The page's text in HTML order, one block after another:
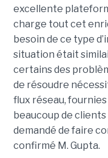
excellente
charge tout cet
besoin de ce type
situation était
certains des
de résoudre
flux réseau,
beaucoup de
demandé de faire
confirmé M. Gupta.